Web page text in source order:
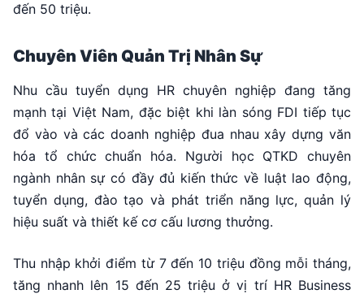
đến 50 triệu.
Chuyên Viên Quản Trị Nhân Sự
Nhu cầu tuyển dụng HR chuyên nghiệp đang tăng
mạnh tại Việt Nam, đặc biệt khi làn sóng FDI tiếp tục
đổ vào và các doanh nghiệp đua nhau xây dựng văn
hóa tổ chức chuẩn hóa. Người học QTKD chuyên
ngành nhân sự có đầy đủ kiến thức về luật lao động,
tuyển dụng, đào tạo và phát triển năng lực, quản lý
hiệu suất và thiết kế cơ cấu lương thưởng.
Thu nhập khởi điểm từ 7 đến 10 triệu đồng mỗi tháng,
tăng nhanh lên 15 đến 25 triệu ở vị trí HR Business